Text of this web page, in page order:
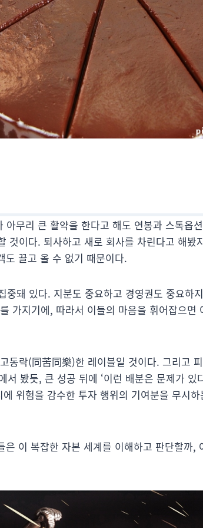
무리 큰 활약을 한다고 해도 연봉과 스톡옵
것이다. 퇴사하고 새로 회사를 차린다고 해봤
도 끌고 올 수 없기 때문이다.
중돼 있다. 지분도 중요하고 경영권도 중요하
를 가지기에, 따라서 이들의 마음을 휘어잡으면
동락(同苦同樂)한 레이블일 것이다. 그리고
서 봤듯, 큰 성공 뒤에 ‘이런 배분은 문제가 있
위험을 감수한 투자 행위의 기여분을 무시
이 복잡한 자본 세계를 이해하고 판단할까,